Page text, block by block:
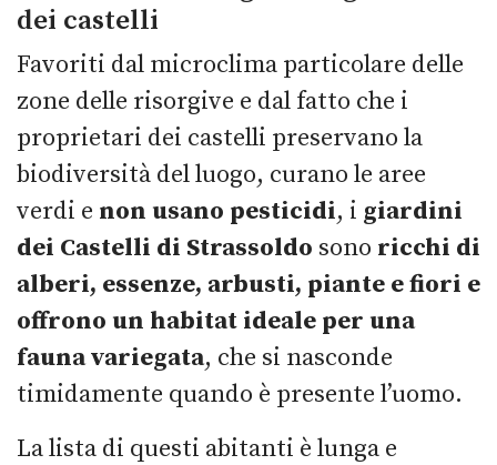
dei castelli
Favoriti dal microclima particolare delle
zone delle risorgive e dal fatto che i
proprietari dei castelli preservano la
biodiversità del luogo, curano le aree
verdi e non usano pesticidi, i giardini
dei Castelli di Strassoldo sono ricchi di
alberi, essenze, arbusti, piante e fiori e
offrono un habitat ideale per una
fauna variegata, che si nasconde
timidamente quando è presente l’uomo.
La lista di questi abitanti è lunga e